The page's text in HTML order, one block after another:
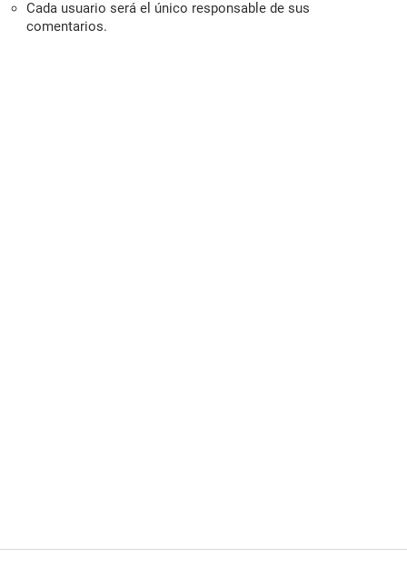
Cada usuario será el único responsable de sus
comentarios.